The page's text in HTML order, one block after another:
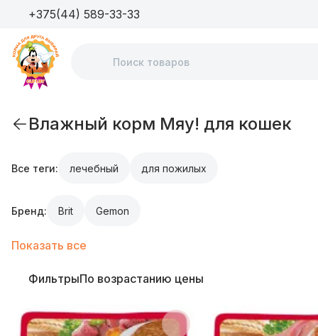
+375(44) 589-33-33
Влажный корм Мяу! для кошек
Все теги: лечебный для пожилых
Бренд: Brit Gemon
Особенности состава:
Назначение:
Показать все
ФильтрыПо возрастанию цены